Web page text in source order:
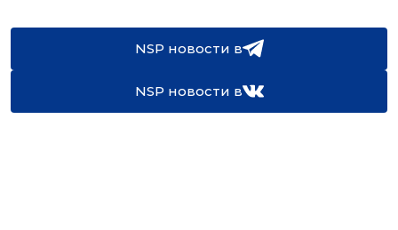
NSP новости в
NSP новости в